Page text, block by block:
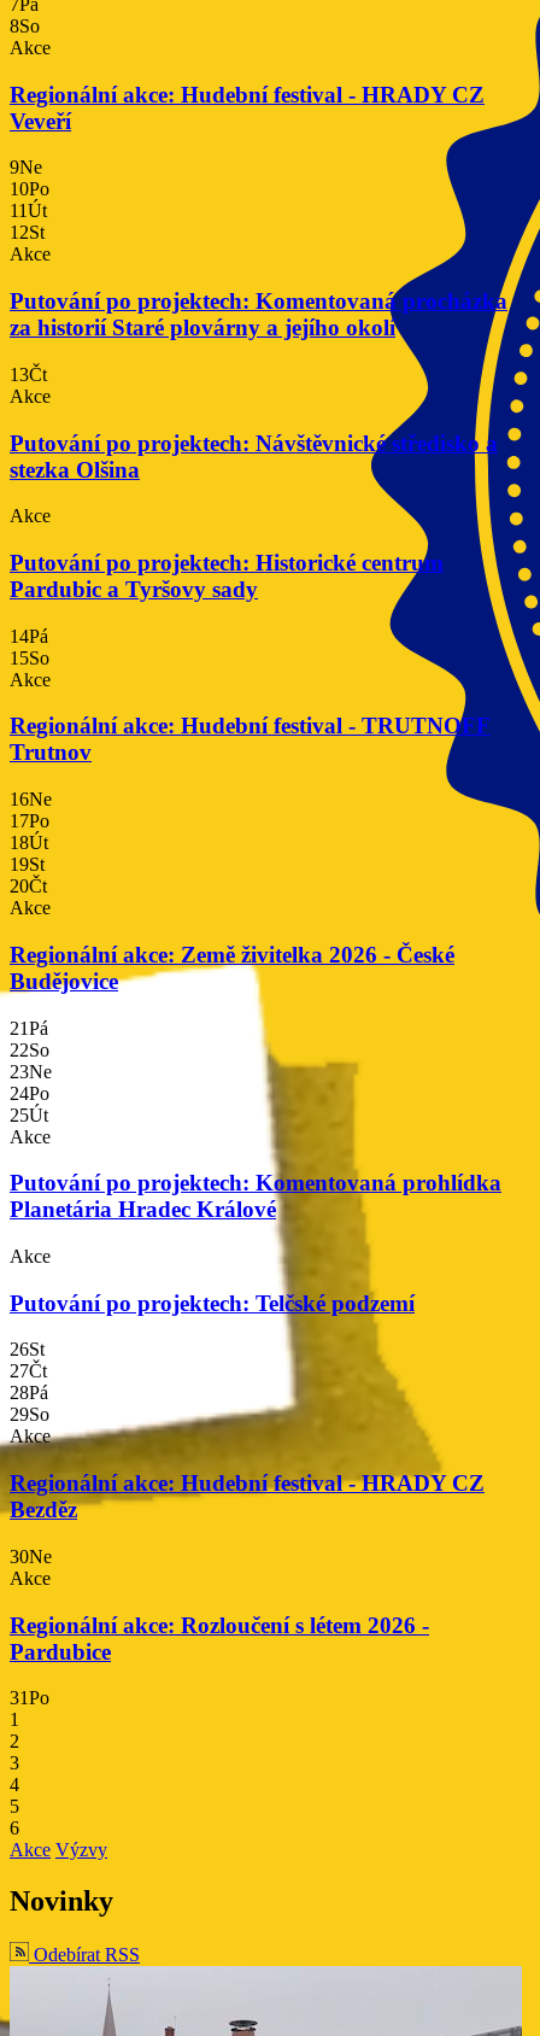
7Pá
8So
Akce
Regionální akce: Hudební festival - HRADY CZ
Veveří
9Ne
10Po
11Út
12St
Akce
Putování po projektech: Komentovaná procházka
za historií Staré plovárny a jejího okolí
13Čt
Akce
Putování po projektech: Návštěvnické středisko a
stezka Olšina
Akce
Putování po projektech: Historické centrum
Pardubic a Tyršovy sady
14Pá
15So
Akce
Regionální akce: Hudební festival - TRUTNOFF
Trutnov
16Ne
17Po
18Út
19St
20Čt
Akce
Regionální akce: Země živitelka 2026 - České
Budějovice
21Pá
22So
23Ne
24Po
25Út
Akce
Putování po projektech: Komentovaná prohlídka
Planetária Hradec Králové
Akce
Putování po projektech: Telčské podzemí
26St
27Čt
28Pá
29So
Akce
Regionální akce: Hudební festival - HRADY CZ
Bezděz
30Ne
Akce
Regionální akce: Rozloučení s létem 2026 -
Pardubice
31Po
1
2
3
4
5
6
Akce Výzvy
Novinky
Odebírat RSS